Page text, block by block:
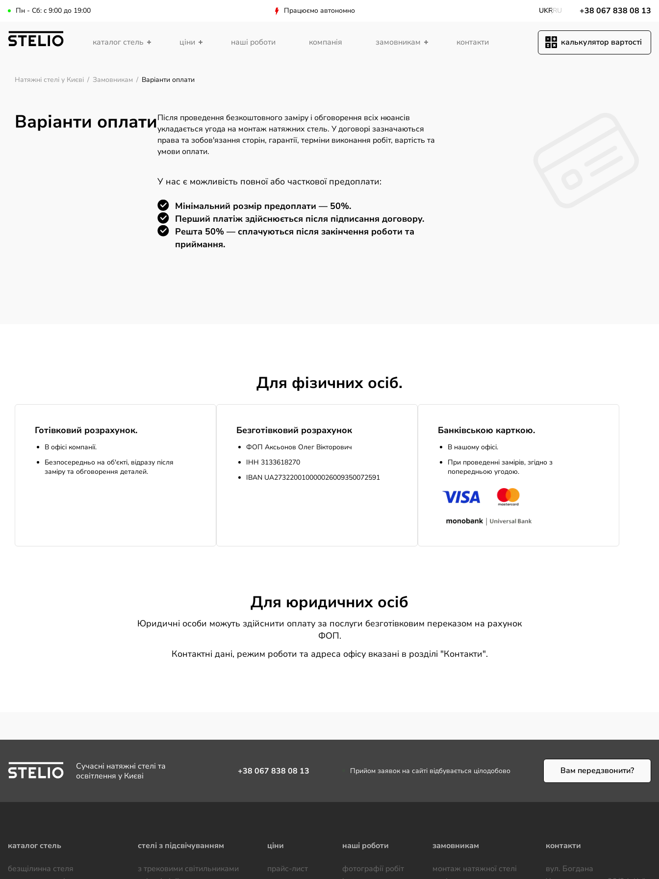
Пн - Сб: c 9:00 до 19:00 Працюємо автономно UKRRU +38 067 838 08 13
каталог стель ціни наші роботи компанія замовникам контакти калькулятор вартостi
Натяжні стелі у Києві / Замовникам / Варіанти оплати
Варіанти оплатиПісля проведення безкоштовного заміру і обговорення всіх нюансів
укладається угода на монтаж натяжних стель. У договорі зазначаються
права та зобов'язання сторін, гарантії, терміни виконання робіт, вартість та
умови оплати.
У нас є можливість повної або часткової предоплати:
Мінімальний розмір предоплати — 50%.
Перший платіж здійснюється після підписання договору.
Решта 50% — сплачуються після закінчення роботи та
приймання.
Для фізичних осіб.
Готівковий розрахунок.
В офісі компанії.
Безпосередньо на об'єкті, відразу після
заміру та обговорення деталей.
Безготівковий розрахунок
ФОП Аксьонов Олег Вiкторович
IНН 3133618270
IBAN UA273220010000026009350072591
Банківською карткою.
В нашому офісі.
При проведенні замірів, згідно з
попередньою угодою.
Для юридичних осіб
Юридичні особи можуть здійснити оплату за послуги безготівковим переказом на рахунок
ФОП.
Контактні дані, режим роботи та адреса офісу вказані в розділі "Контакти".
Сучасні натяжні стелі та
освітлення у Києві
+38 067 838 08 13 Прийом заявок на сайті відбувається цілодобово Вам передзвонити?
каталог стель
безщілинна стеля
стелі з підсвічуванням
з трековими світильниками
ціни
прайс-лист
наші роботи
фотографії робiт
замовникам
монтаж натяжної стелі
контакти
вул. Богдана